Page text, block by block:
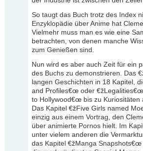
So taugt das Buch trotz des Index
Enzyklopädie über Anime hat
Vielmehr muss man es wie eine
betrachten, von denen manche
zum Genießen sind.
Nun wird es aber auch Zeit für ein
des Buchs zu demonstrieren. Das
langen Geschichten in 18 Kapitel,
and Profiles€œ oder
to Hollywood€œ bis zu
Das Kapitel €žFive Girls named
einzig aus einem Vortrag, den
über animierte Pornos hielt. Im
unter vielem anderen die
das Kapitel €žManga